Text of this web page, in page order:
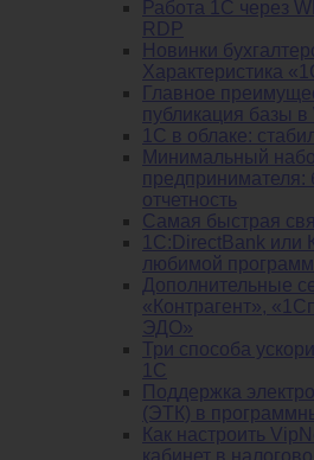
Работа 1С через
RDP
Новинки
Характеристика
Главное
публикация базы в
1С в облаке:
Минимальный
предпринимателя:
отчетность
Самая быстрая
1С:DirectBank или
любимой
Дополнительные
«Контрагент»,
ЭДО»
Три способа
1С
Поддержка
(ЭТК) в
Как настроить
кабинет в